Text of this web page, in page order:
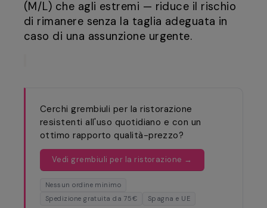
(M/L) che agli estremi — riduce il rischio
di rimanere senza la taglia adeguata in
caso di una assunzione urgente.
Cerchi grembiuli per la ristorazione
resistenti all'uso quotidiano e con un
ottimo rapporto qualità-prezzo?
Vedi grembiuli per la ristorazione →
Nessun ordine minimo
Spedizione gratuita da 75€
Spagna e UE